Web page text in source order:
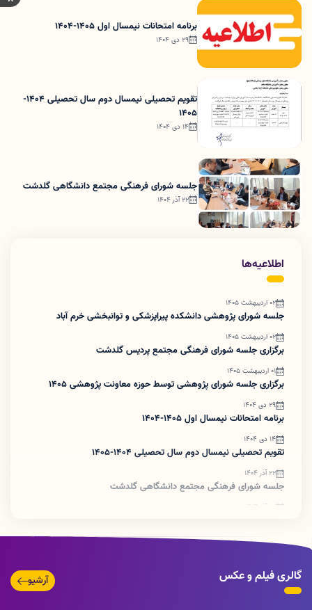
برنامه امتحانات نیمسال اول 1405-1404
29 دی 1404
تقویم تحصیلی نیمسال دوم سال تحصیلی 1404-
1405
14 دی 1404
جلسه شورای فرهنگی مجتمع دانشگاهی گلدشت
22 آذر 1404
اطلاعیه‌ها
02 اردیبهشت 1405
جلسه شورای پژوهشی دانشکده پیراپزشکی و توانبخشی خرم آباد
02 اردیبهشت 1405
برگزاری جلسه شورای فرهنگی مجتمع پردیس گلدشت
01 اردیبهشت 1405
برگزاری جلسه شورای پژوهشی توسط حوزه معاونت پژوهشی ۱۴۰۵
29 دی 1404
برنامه امتحانات نیمسال اول 1405-1404
14 دی 1404
تقویم تحصیلی نیمسال دوم سال تحصیلی 1404-1405
22 آذر 1404
جلسه شورای فرهنگی مجتمع دانشگاهی گلدشت
18 آذر 1404
18 آذر 1404
گالری فیلم و عکس آرشیو